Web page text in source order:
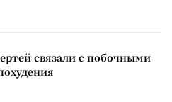
связали с побочными